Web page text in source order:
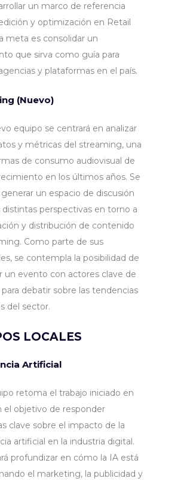
un marco de referencia
y optimización en Retail
meta es consolidar un
que sirva como guía para
y plataformas en el país.
(Nuevo)
equipo se centrará en analizar
y métricas del streaming, una
de consumo audiovisual de
en los últimos años. Se
un espacio de discusión
distintas perspectivas en torno a
y distribución de contenido
Como parte de sus
se contempla la posibilidad de
un evento con actores clave de
debatir sobre las tendencias
del sector.
LOCALES
Artificial
retoma el trabajo iniciado en
el objetivo de responder
clave sobre el impacto de la
artificial en la industria digital.
profundizar en cómo la IA está
el marketing, la publicidad y